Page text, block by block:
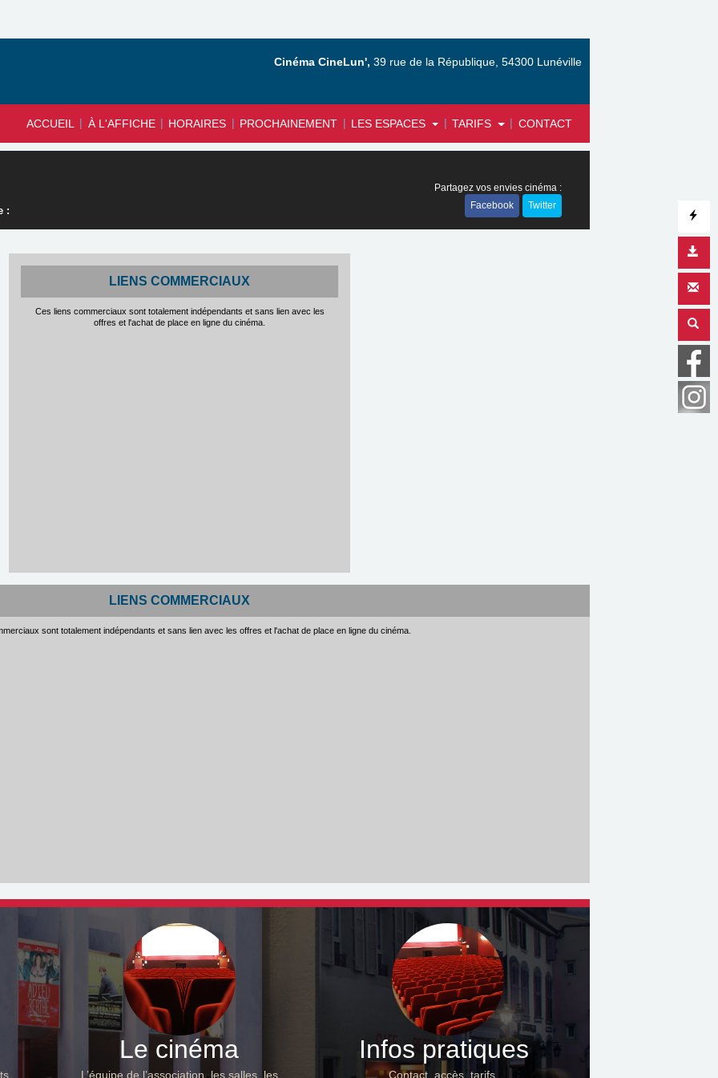
ACCUEIL | À L'AFFICHE | HORAIRES | PROCHAINEMENT | LES ESPACES | TARIFS | CONTACT
Cinéma CineLun', 39 rue de la République, 54300 Lunéville
:
Partagez vos envies cinéma :
Facebook
Twitter
LIENS COMMERCIAUX
Ces liens commerciaux sont totalement indépendants et sans lien avec les
offres et l'achat de place en ligne du cinéma.
LIENS COMMERCIAUX
sont totalement indépendants et sans lien avec les offres et l'achat de place en ligne du cinéma.
Le cinéma
L’équipe de l’association, les salles, les
Infos pratiques
Contact, accès, tarifs…